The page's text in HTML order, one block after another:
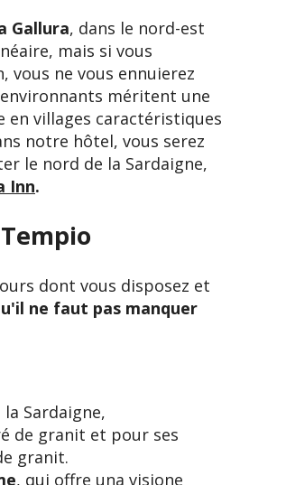
Gallura, dans le nord-est
mais si vous
vous ne vous ennuierez
méritent une
en villages caractéristiques
notre hôtel, vous serez
le nord de la Sardaigne,
Inn.
dont vous disposez et
ne faut pas manquer
Sardaigne,
de granit et pour ses
granit.
, qui offre una visione